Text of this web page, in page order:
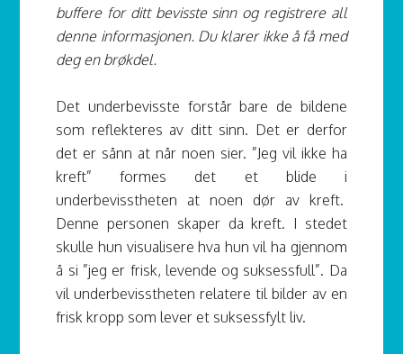
buffere for ditt bevisste sinn og registrere all
denne informasjonen. Du klarer ikke å få med
deg en brøkdel.
Det underbevisste forstår bare de bildene
som reflekteres av ditt sinn. Det er derfor
det er sånn at når noen sier. ”Jeg vil ikke ha
kreft” formes det et blide i
underbevisstheten at noen dør av kreft.
Denne personen skaper da kreft. I stedet
skulle hun visualisere hva hun vil ha gjennom
å si ”jeg er frisk, levende og suksessfull”. Da
vil underbevisstheten relatere til bilder av en
frisk kropp som lever et suksessfylt liv.